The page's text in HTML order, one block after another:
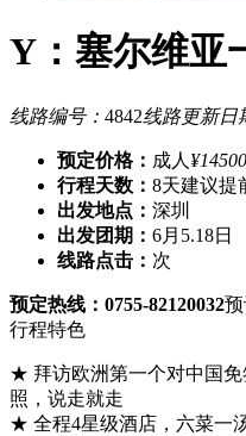
Y：塞尔维亚
线路编号： 4842线路更新日
预定价格： 成人 ¥14500
行程天数： 8天建议提
出发地点： 深圳
出发团期： 6月5.18日
线路点击： 次
预定热线：0755-82120032
行程特色
★ 拜访欧洲第一个对中国免
照，说走就走
★ 全程4星级酒店，六菜一